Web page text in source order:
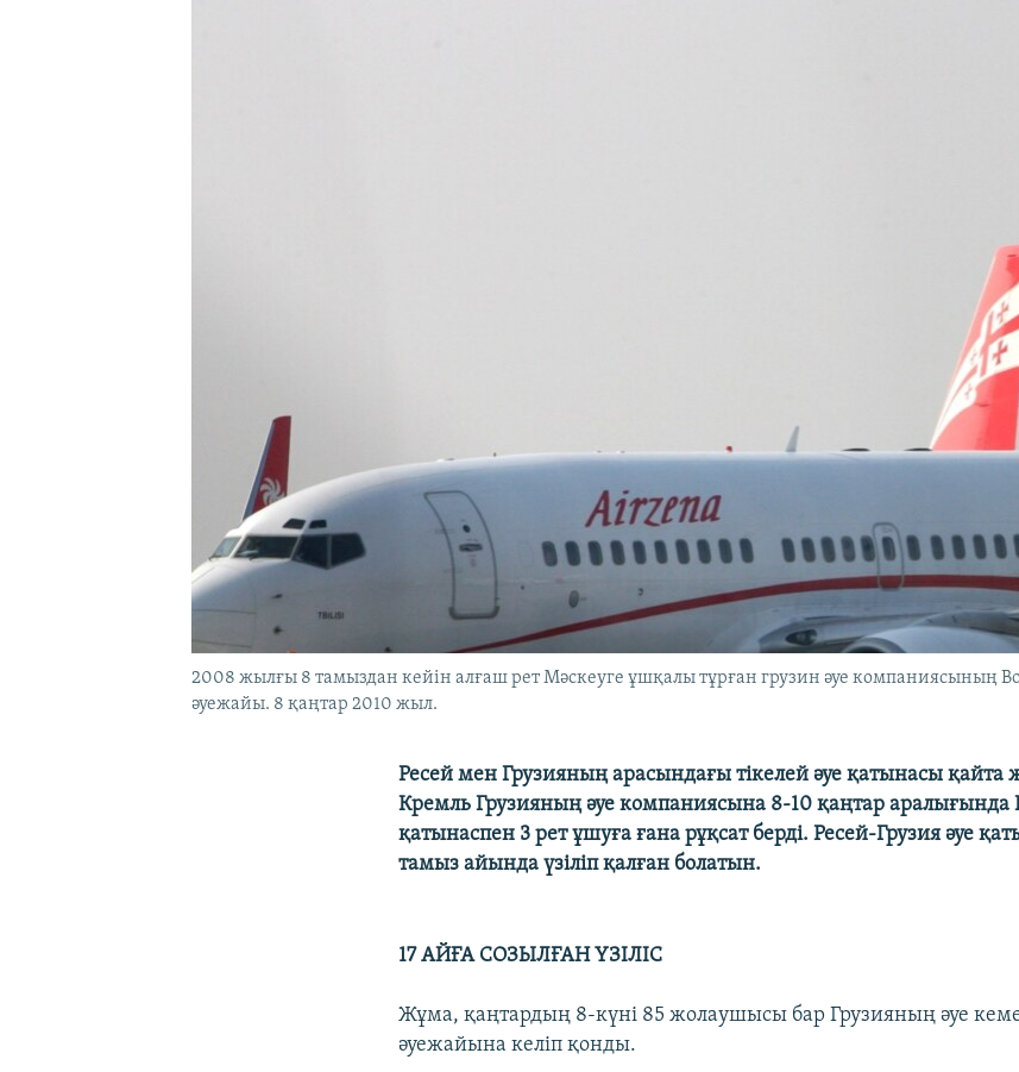
2008 жылғы 8 тамыздан кейін алғаш рет Мәскеуге ұшқалы тұрған грузин әуе компаниясының
әуежайы. 8 қаңтар 2010 жыл.
Ресей мен Грузияның арасындағы тікелей әуе қатынасы қайта
Кремль Грузияның әуе компаниясына 8-10 қаңтар аралығында
қатынаспен 3 рет ұшуға ғана рұқсат берді. Ресей-Грузия әуе
тамыз айында үзіліп қалған болатын.
17 АЙҒА СОЗЫЛҒАН ҮЗІЛІС
Жұма, қаңтардың 8-күні 85 жолаушысы бар Грузияның әуе
әуежайына келіп қонды.